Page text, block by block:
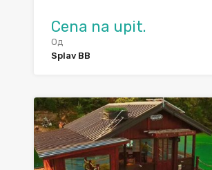
Cena na upit.
Од
Splav BB